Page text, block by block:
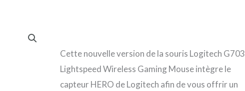
Cette nouvelle version de la souris Logitech G703
Lightspeed Wireless Gaming Mouse intègre le
capteur HERO de Logitech afin de vous offrir un